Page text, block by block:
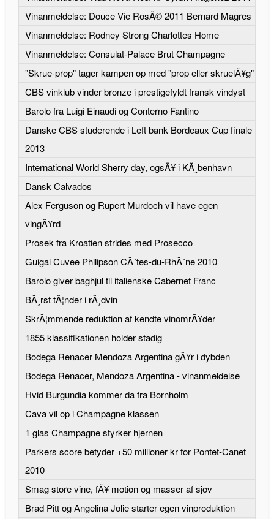
Vinanmeldelse: Douce Vie RosÃ© 2011 Bernard Magres
Vinanmeldelse: Rodney Strong Charlottes Home
Vinanmeldelse: Consulat-Palace Brut Champagne
"Skrue-prop" tager kampen op med "prop eller skruelÃ¥g"
CBS vinklub vinder bronze i prestigefyldt fransk vindyst
Barolo fra Luigi Einaudi og Conterno Fantino
Danske CBS studerende i Left bank Bordeaux Cup finale
2013
International World Sherry day, ogsÃ¥ i KÃ¸benhavn
Dansk Calvados
Alex Ferguson og Rupert Murdoch vil have egen
vingÃ¥rd
Prosek fra Kroatien strides med Prosecco
Guigal Cuvee Philipson CÃ´tes-du-RhÃ´ne 2010
Barolo giver baghjul til italienske Cabernet Franc
BÃ¸rst tÃ¦nder i rÃ¸dvin
SkrÃ¦mmende reduktion af kendte vinomrÃ¥der
1855 klassifikationen holder stadig
Bodega Renacer Mendoza Argentina gÃ¥r i dybden
Bodega Renacer, Mendoza Argentina - vinanmeldelse
Hvid Burgundia kommer da fra Bornholm
Cava vil op i Champagne klassen
1 glas Champagne styrker hjernen
Parkers score betyder +50 millioner kr for Pontet-Canet
2010
Smag store vine, fÃ¥ motion og masser af sjov
Brad Pitt og Angelina Jolie starter egen vinproduktion